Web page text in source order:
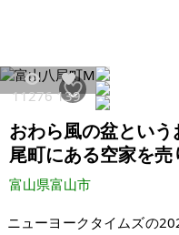
め、はじめての不動産投
収入が発生するため、「買
スクを抑えられるのが特
が月額35,000円でご入居中です。 年間
420,000円（月額35,
11276 139
おわら風の盆とい
尾町にある空家を売
富山県富山市
ニューヨークタイムズの